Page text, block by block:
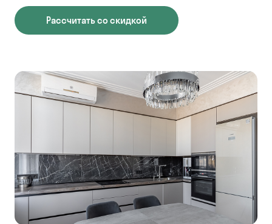
Рассчитать со скидкой